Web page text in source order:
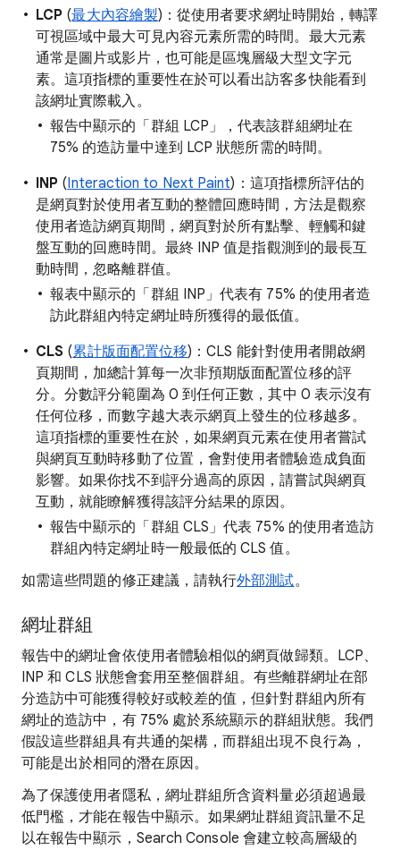
LCP (最大內容繪製)：從使用者要求網址時開始，轉譯
可視區域中最大可見內容元素所需的時間。最大元素
通常是圖片或影片，也可能是區塊層級大型文字元
素。這項指標的重要性在於可以看出訪客多快能看到
該網址實際載入。
報告中顯示的「群組 LCP」，代表該群組網址在
75% 的造訪量中達到 LCP 狀態所需的時間。
INP (Interaction to Next Paint)：這項指標所評估的
是網頁對於使用者互動的整體回應時間，方法是觀察
使用者造訪網頁期間，網頁對於所有點擊、輕觸和鍵
盤互動的回應時間。最終 INP 值是指觀測到的最長互
動時間，忽略離群值。
報表中顯示的「群組 INP」代表有 75% 的使用者造
訪此群組內特定網址時所獲得的最低值。
CLS (累計版面配置位移)：CLS 能針對使用者開啟網
頁期間，加總計算每一次非預期版面配置位移的評
分。分數評分範圍為 0 到任何正數，其中 0 表示沒有
任何位移，而數字越大表示網頁上發生的位移越多。
這項指標的重要性在於，如果網頁元素在使用者嘗試
與網頁互動時移動了位置，會對使用者體驗造成負面
影響。如果你找不到評分過高的原因，請嘗試與網頁
互動，就能瞭解獲得該評分結果的原因。
報告中顯示的「群組 CLS」代表 75% 的使用者造訪
群組內特定網址時一般最低的 CLS 值。
如需這些問題的修正建議，請執行外部測試。
網址群組
報告中的網址會依使用者體驗相似的網頁做歸類。LCP、
INP 和 CLS 狀態會套用至整個群組。有些離群網址在部
分造訪中可能獲得較好或較差的值，但針對群組內所有
網址的造訪中，有 75% 處於系統顯示的群組狀態。我們
假設這些群組具有共通的架構，而群組出現不良行為，
可能是出於相同的潛在原因。
為了保護使用者隱私，網址群組所含資料量必須超過最
低門檻，才能在報告中顯示。如果網址群組資訊量不足
以在報告中顯示，Search Console 會建立較高層級的